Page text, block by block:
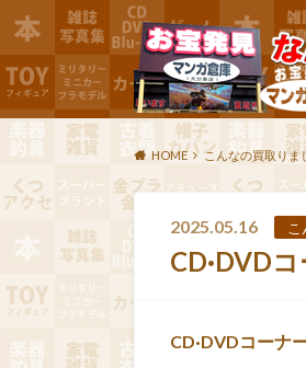
HOME こんなの買取りま
2025.05.16
CD·DVD
CD·DVDコーナ